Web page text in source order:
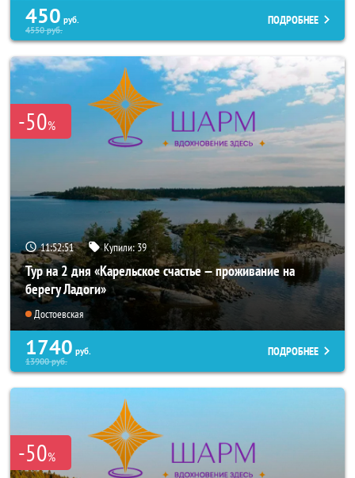
450 руб.
4550руб.
ПОДРОБНЕЕ
-50%
11:52:50 Купили:39
Тур на 2 дня «Карельское счастье — проживание на
берегу Ладоги»
Достоевская
1740 руб.
13900руб.
ПОДРОБНЕЕ
-50%